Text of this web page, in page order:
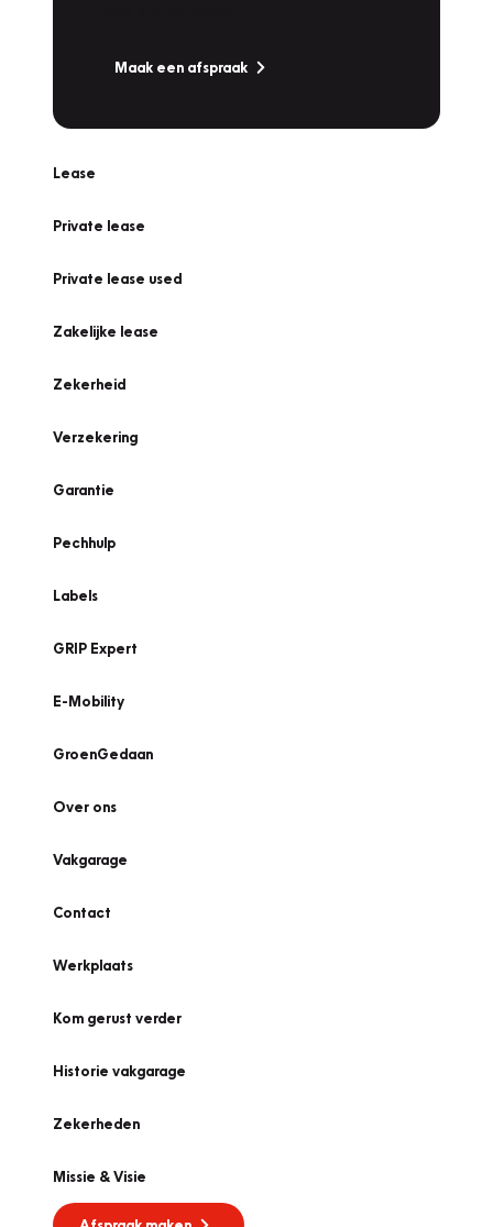
Maak een afspraak
Lease
Private lease
Private lease used
Zakelijke lease
Zekerheid
Verzekering
Garantie
Pechhulp
Labels
GRIP Expert
E-Mobility
GroenGedaan
Over ons
Vakgarage
Contact
Werkplaats
Kom gerust verder
Historie vakgarage
Zekerheden
Missie & Visie